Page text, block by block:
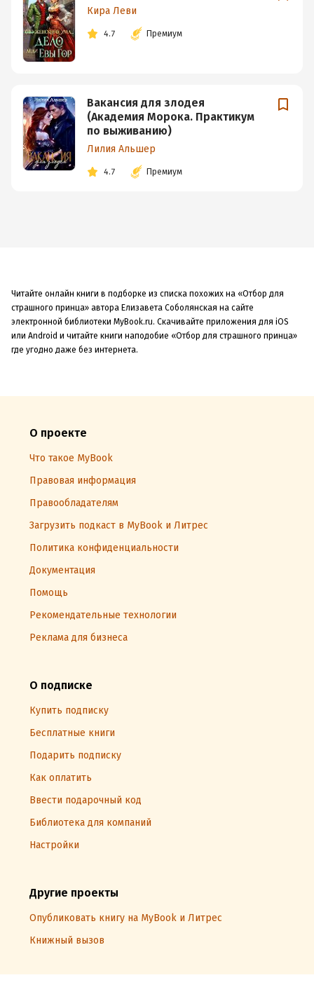
Кира Леви
4.7 Премиум
Вакансия для злодея
(Академия Морока. Практикум
по выживанию)
Лилия Альшер
4.7 Премиум
Читайте онлайн книги в подборке из списка похожих на «Отбор для
страшного принца» автора Елизавета Соболянская на сайте
электронной библиотеки MyBook.ru. Скачивайте приложения для iOS
или Android и читайте книги наподобие «Отбор для страшного принца»
где угодно даже без интернета.
О проекте
Что такое MyBook
Правовая информация
Правообладателям
Загрузить подкаст в MyBook и Литрес
Политика конфиденциальности
Документация
Помощь
Рекомендательные технологии
Реклама для бизнеса
О подписке
Купить подписку
Бесплатные книги
Подарить подписку
Как оплатить
Ввести подарочный код
Библиотека для компаний
Настройки
Другие проекты
Опубликовать книгу на MyBook и Литрес
Книжный вызов